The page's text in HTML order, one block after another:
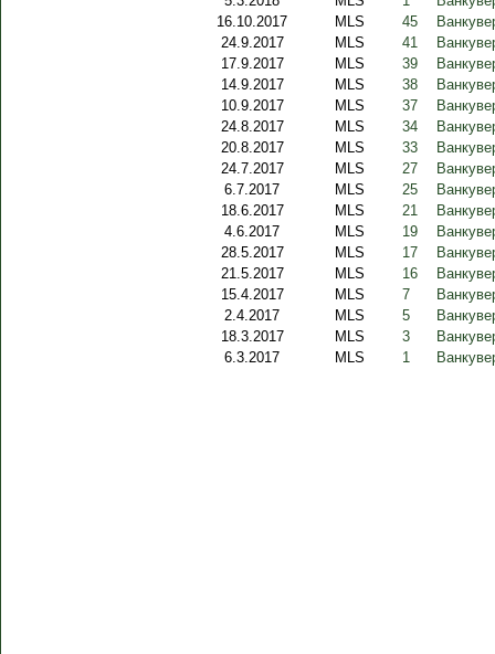
16.10.2017
MLS 45
24.9.2017
MLS 41
17.9.2017
MLS 39
14.9.2017
MLS 38
10.9.2017
MLS 37
24.8.2017
MLS 34
20.8.2017
MLS 33
24.7.2017
MLS 27
6.7.2017
MLS 25
18.6.2017
MLS 21
4.6.2017
MLS 19
28.5.2017
MLS 17
21.5.2017
MLS 16
15.4.2017
MLS 7
2.4.2017
MLS 5
18.3.2017
MLS 3
6.3.2017
MLS 1